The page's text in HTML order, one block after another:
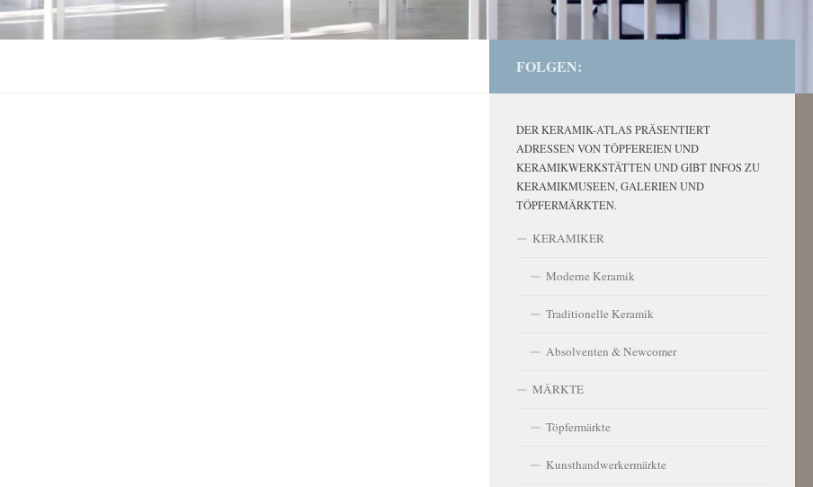
FOLGEN:
DER KERAMIK-ATLAS PRÄSENTIERT
ADRESSEN VON TÖPFEREIEN UND
KERAMIKWERKSTÄTTEN UND GIBT INFOS ZU
KERAMIKMUSEEN, GALERIEN UND
TÖPFERMÄRKTEN.
KERAMIKER
Moderne Keramik
Traditionelle Keramik
Absolventen & Newcomer
MÄRKTE
Töpfermärkte
Kunsthandwerkermärkte